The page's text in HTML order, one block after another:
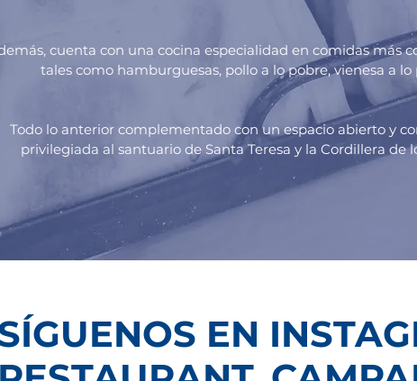
cuenta con una cocina especialidad en comidas más
tales como hamburguesas, pollo a lo pobre, vienesa a lo
Todo lo anterior complementado con un espacio abierto y
privilegiada al santuario de Santa Teresa y la Cordillera de
EN